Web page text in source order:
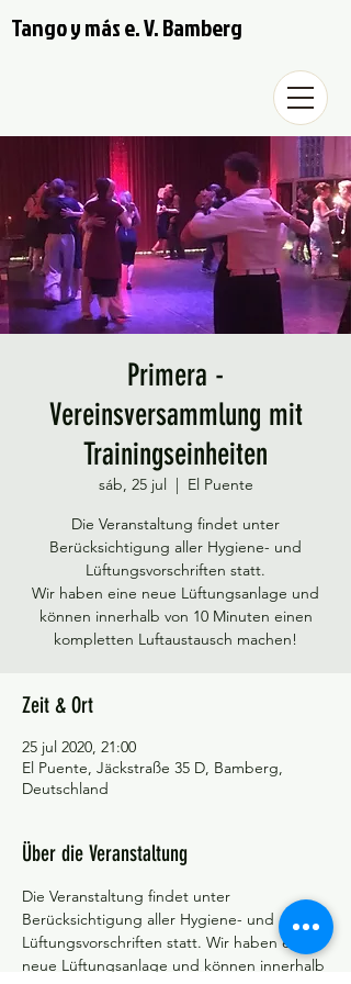
Tango y más e. V. Bamberg
Primera -
Vereinsversammlung mit
Trainingseinheiten
sáb, 25 jul
  |
El Puente
Die Veranstaltung findet unter
Berücksichtigung aller Hygiene- und
Lüftungsvorschriften statt.
Wir haben eine neue Lüftungsanlage und
können innerhalb von 10 Minuten einen
kompletten Luftaustausch machen!
Zeit & Ort
25 jul 2020, 21:00
El Puente, Jäckstraße 35 D, Bamberg,
Deutschland
Über die Veranstaltung
Die Veranstaltung findet unter
Berücksichtigung aller Hygiene- und
Lüftungsvorschriften statt. Wir haben eine
neue Lüftungsanlage und können innerhalb